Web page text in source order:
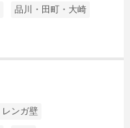
品川・田町・大崎
レンガ壁